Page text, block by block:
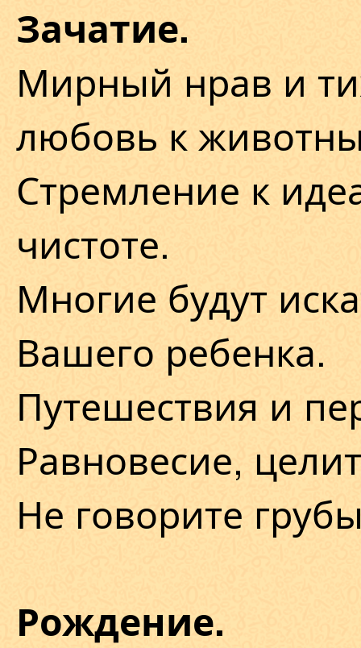
Зачатие.
Мирный нрав и
любовь к
Стремление к
чистоте.
Многие будут
Вашего ребенка.
Путешествия и
Равновесие,
Не говорите
Рождение.